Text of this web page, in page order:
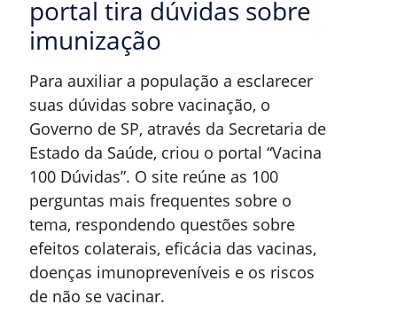
portal tira dúvidas sobre
imunização
Para auxiliar a população a esclarecer
suas dúvidas sobre vacinação, o
Governo de SP, através da Secretaria de
Estado da Saúde, criou o portal “Vacina
100 Dúvidas”. O site reúne as 100
perguntas mais frequentes sobre o
tema, respondendo questões sobre
efeitos colaterais, eficácia das vacinas,
doenças imunopreveníveis e os riscos
de não se vacinar.